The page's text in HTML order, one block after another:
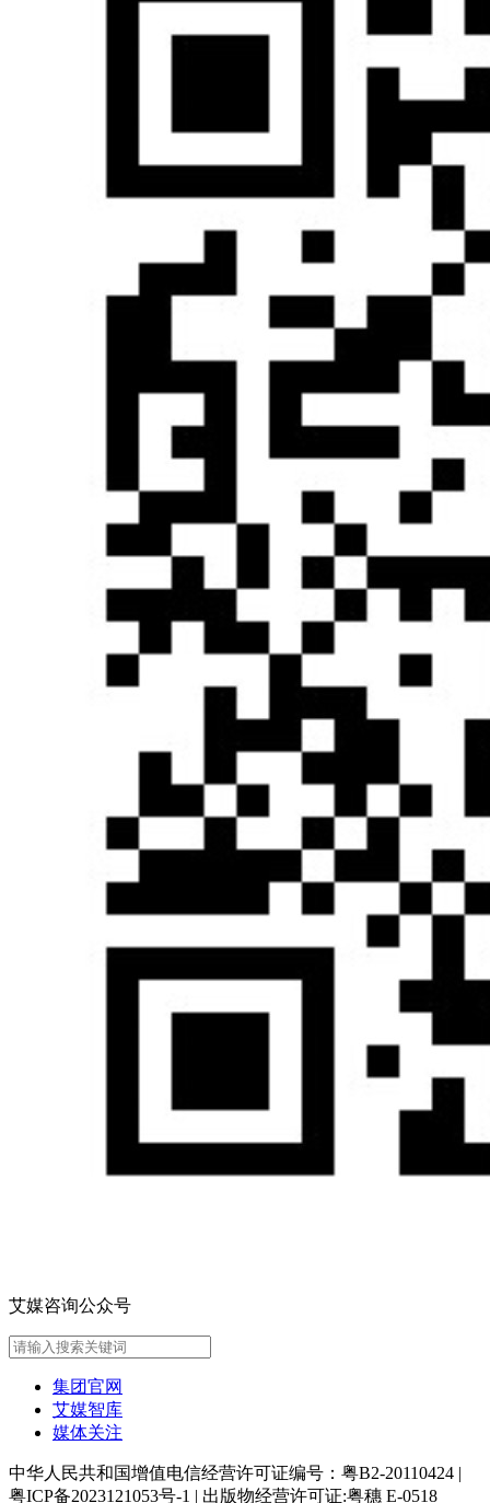
艾媒咨询公众号
集团官网
艾媒智库
媒体关注
中华人民共和国增值电信经营许可证编号：粤B2-20110424 |
粤ICP备2023121053号-1 | 出版物经营许可证:粤穗 E-0518